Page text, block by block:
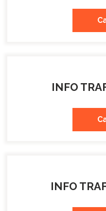
INFO
INFO